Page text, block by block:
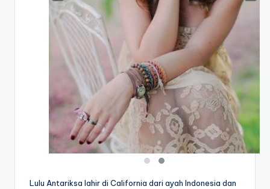
Lulu Antariksa lahir di California dari ayah Indonesia dan